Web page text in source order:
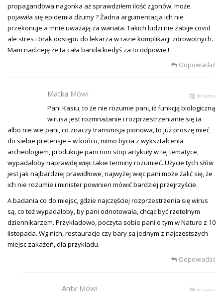
propagandowa nagonka aż sprawdziłem ilość zgonów, może
pojawiła się epidemia dżumy ? Żadna argumentacja ich nie
przekonuje a mnie uważają za wariata. Takich ludzi nie zabije covid
ale stres i brak dostępu do lekarza w razie komplikacji zdrowotnych.
Mam nadzieję że ta cała banda kiedyś za to odpowie !
Odpowiadać
Matka Mówi % temu
Pani Kasiu, to że nie rozumie pani, iż funkcją biologiczną
wirusa jest rozmnażanie i rozprzestrzenianie się (a
albo nie wie pani, co znaczy transmisja pionowa, to już proszę mieć
do siebie pretensje – w końcu, mimo bycia z wykształcenia
archeologiem, produkuje pani non stop artykuły w tej tematyce,
wypadałoby naprawdę więc takie terminy rozumieć. Użycie tych słów
jest jak najbardziej prawidłowe, najwyżej więc pani może żalić się, że
ich nie rozumie i minister powinien mówić bardziej przejrzyście.
A badania co do miejsc, gdzie najczęściej rozprzestrzenia się wirus
są, co też wypadałoby, by pani odnotowała, chcąc być rzetelnym
dziennikarzem. Przykładowo, poczyta sobie pani o tym w Nature z 10
listopada. Wg nich, restauracje czy bary są jednym z najczęstszych
miejsc zakażeń, dla przykładu.
Odpowiadać
Anty Mówi